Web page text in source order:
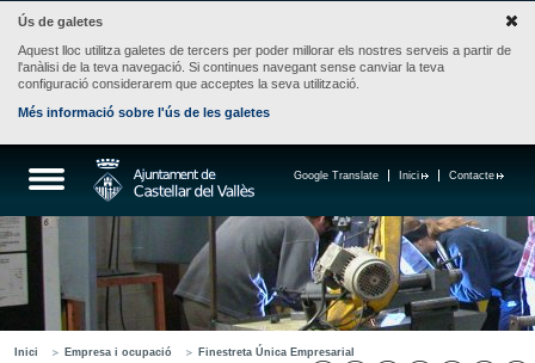
Ús de galetes
Aquest lloc utilitza galetes de tercers per poder millorar els nostres serveis a partir de
l'anàlisi de la teva navegació. Si continues navegant sense canviar la teva
configuració considerarem que acceptes la seva utilització.
Més informació sobre l'ús de les galetes
Contacte
Inici
Google Translate
Inici Empresa i ocupació Finestreta Única Empresarial